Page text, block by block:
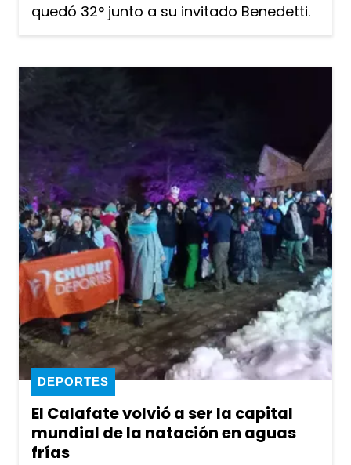
quedó 32° junto a su invitado Benedetti.
El Calafate volvió a ser la capital
mundial de la natación en aguas
frías
DEPORTES